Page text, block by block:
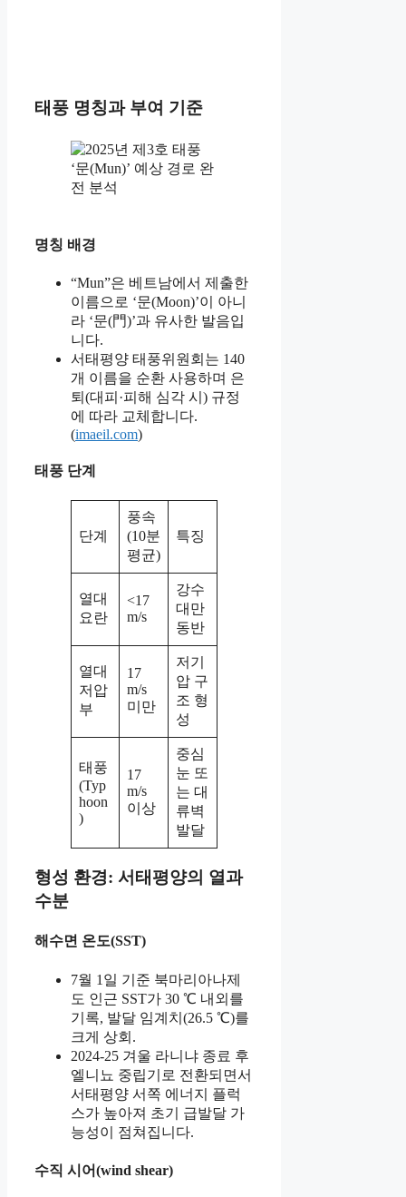
태풍 명칭과 부여 기준
명칭 배경
“Mun”은 베트남에서 제출한
이름으로 ‘문(Moon)’이 아니
라 ‘문(門)’과 유사한 발음입
니다.
서태평양 태풍위원회는 140
개 이름을 순환 사용하며 은
퇴(대피·피해 심각 시) 규정
에 따라 교체합니다.
(imaeil.com)
태풍 단계
단계
풍속
(10분
평균)
특징
열대
요란
<17
m/s
강수
대만
동반
열대
저압
부
17
m/s
미만
저기
압 구
조 형
성
태풍
(Typ
hoon
)
17
m/s
이상
중심
눈 또
는 대
류벽
발달
형성 환경: 서태평양의 열과
수분
해수면 온도(SST)
7월 1일 기준 북마리아나제
도 인근 SST가 30 ℃ 내외를
기록, 발달 임계치(26.5 ℃)를
크게 상회.
2024-25 겨울 라니냐 종료 후
엘니뇨 중립기로 전환되면서
서태평양 서쪽 에너지 플럭
스가 높아져 초기 급발달 가
능성이 점쳐집니다.
수직 시어(wind shear)